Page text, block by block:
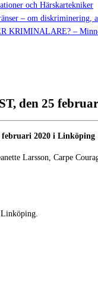
och Härskartekniker
– om diskriminering,
KRIMINALARE? –
den 25
februari 2020 i Linköping
Larsson, Carpe